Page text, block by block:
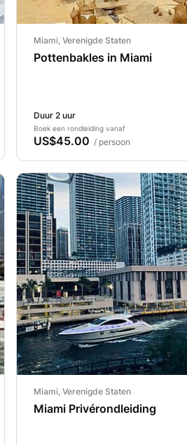
Miami, Verenigde Staten
Pottenbakles in Miami
Duur 2 uur
Boek een rondleiding vanaf
US$45.00 / persoon
Miami, Verenigde Staten
Miami Privérondleiding